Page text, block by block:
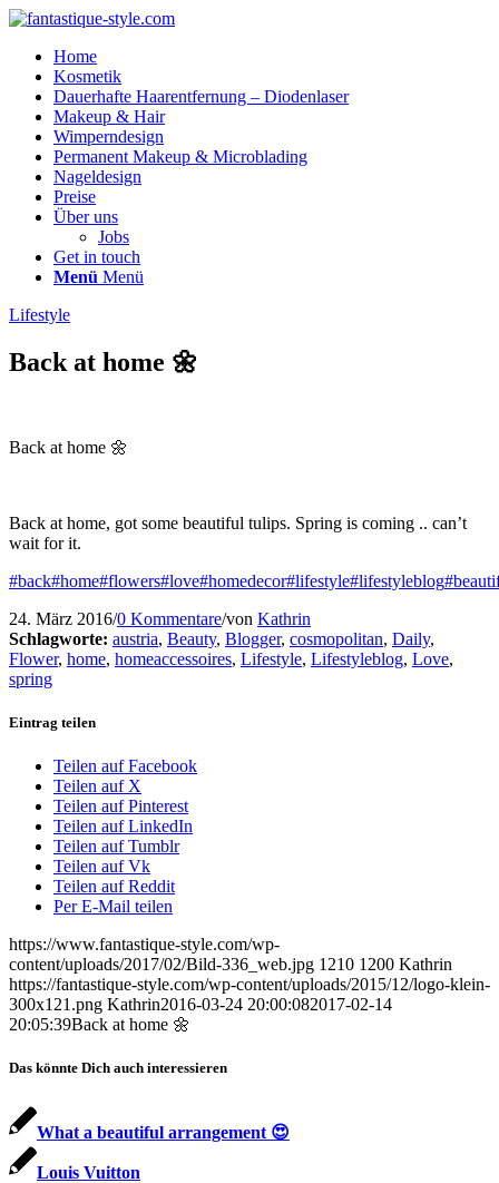
Home
Kosmetik
Dauerhafte Haarentfernung – Diodenlaser
Makeup & Hair
Wimperndesign
Permanent Makeup & Microblading
Nageldesign
Preise
Über uns
Jobs
Get in touch
Menü Menü
Lifestyle
Back at home 🌼
Back at home 🌼
Back at home, got some beautiful tulips. Spring is coming .. can’t
wait for it.
#back#home#flowers#love#homedecor#lifestyle#lifestyleblog
24. März 2016/0 Kommentare/von Kathrin
Schlagworte: austria, Beauty, Blogger, cosmopolitan, Daily,
Flower, home, homeaccessoires, Lifestyle, Lifestyleblog, Love,
spring
Eintrag teilen
Teilen auf Facebook
Teilen auf X
Teilen auf Pinterest
Teilen auf LinkedIn
Teilen auf Tumblr
Teilen auf Vk
Teilen auf Reddit
Per E-Mail teilen
https://www.fantastique-style.com/wp-
content/uploads/2017/02/Bild-336_web.jpg 1210 1200 Kathrin
https://fantastique-style.com/wp-content/uploads/2015/12/logo-klein-
300x121.png Kathrin2016-03-24 20:00:082017-02-14
20:05:39Back at home 🌼
Das könnte Dich auch interessieren
What a beautiful arrangement 😍
Louis Vuitton